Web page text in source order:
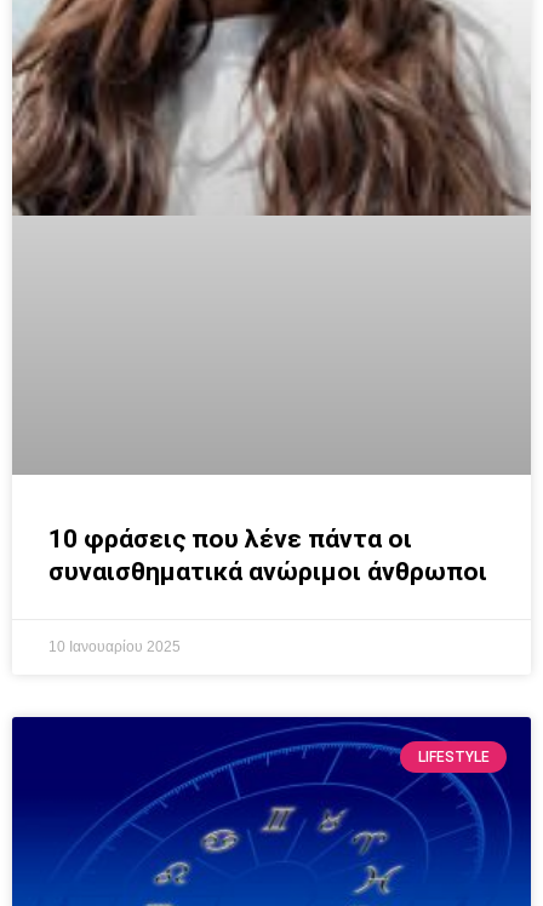
10 φράσεις που λένε πάντα οι
συναισθηματικά ανώριμοι άνθρωποι
10 Ιανουαρίου 2025
LIFESTYLE